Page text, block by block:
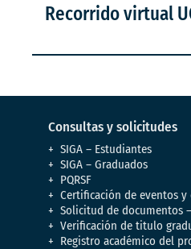
Recorrido virtual
Consultas y solicitudes
SIGA – Estudiantes
SIGA – Graduados
PQRSF
Certificación de eventos y
Solicitud de documentos
Verificación de titulo
Registro académico del